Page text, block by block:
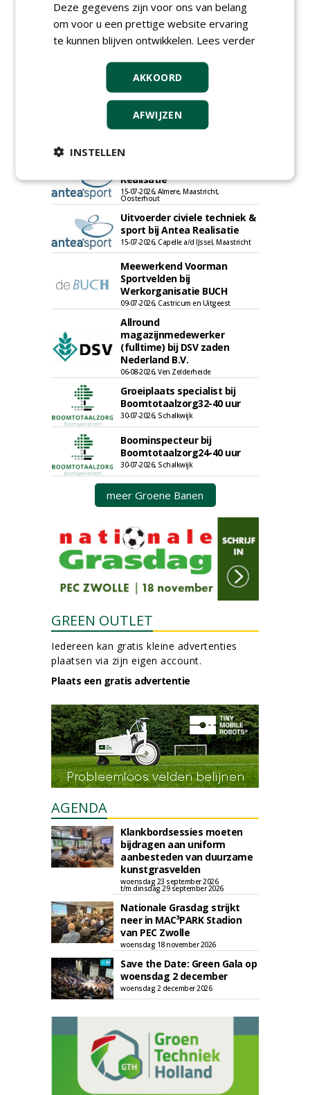
Chauffeur
landbouwmachines bij DSV
zaden Nederland B.V.
06-08-2026, Ven-Zelderheide
Kasmedewerker (fulltime) bij
DSV zaden Nederland B.V.
Realisatie
15-07-2026, Almere, Maastricht,
Oosterhout
Uitvoerder civiele techniek &
sport bij Antea Realisatie
15-07-2026, Capelle a/d IJssel, Maastricht
Meewerkend Voorman
Sportvelden bij
Werkorganisatie BUCH
09-07-2026, Castricum en Uitgeest
Allround
magazijnmedewerker
(fulltime) bij DSV zaden
Nederland B.V.
06-08-2026, Ven Zelderheide
Groeiplaats specialist bij
Boomtotaalzorg32-40 uur
30-07-2026, Schalkwijk
Boominspecteur bij
Boomtotaalzorg24-40 uur
30-07-2026, Schalkwijk
meer Groene Banen
GREEN OUTLET
Iedereen kan gratis kleine advertenties
plaatsen via zijn eigen account.
Plaats een gratis advertentie
AGENDA
Klankbordsessies moeten
bijdragen aan uniform
aanbesteden van duurzame
kunstgrasvelden
woensdag 23 september 2026
t/m dinsdag 29 september 2026
Nationale Grasdag strijkt
neer in MAC³PARK Stadion
van PEC Zwolle
woensdag 18 november 2026
Save the Date: Green Gala op
woensdag 2 december
woensdag 2 december 2026
Deze gegevens zijn voor ons van belang
om voor u een prettige website ervaring
te kunnen blijven ontwikkelen. Lees verder
AKKOORD
AFWIJZEN
INSTELLEN